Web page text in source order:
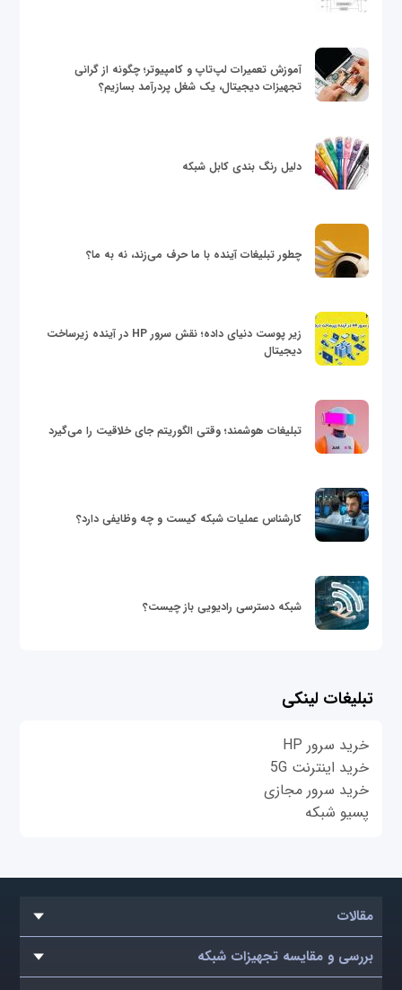
آموزش تعمیرات لپ‌تاپ و کامپیوتر؛ چگونه از گرانی
تجهیزات دیجیتال، یک شغل پردرآمد بسازیم؟
دلیل رنگ بندی کابل شبکه
چطور تبلیغات آینده با ما حرف می‌زند، نه به ما؟
زیر پوست دنیای داده؛ نقش سرور HP در آینده زیرساخت
دیجیتال
تبلیغات هوشمند؛ وقتی الگوریتم جای خلاقیت را می‌گیرد
کارشناس عملیات شبکه کیست و چه وظایفی دارد؟
شبکه دسترسی رادیویی باز چیست؟
تبلیغات لینکی
خرید سرور HP
خرید اینترنت 5G
خرید سرور مجازی
پسیو شبکه
مقالات
بررسی و مقایسه تجهیزات شبکه